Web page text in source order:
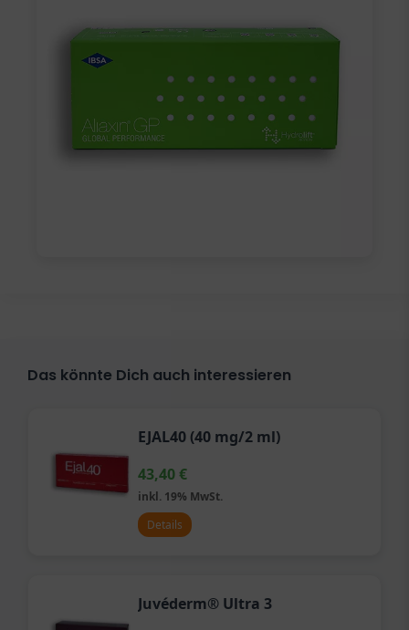
Das könnte Dich auch interessieren
EJAL40 (40 mg/2 ml)
43,40€
inkl. 19% MwSt.
Details
Juvéderm® Ultra 3